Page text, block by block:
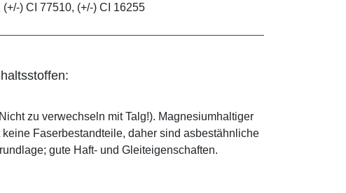
) CI 77510, (+/-) CI 16255
zu verwechseln mit Talg!). Magnesiumhaltiger
Faserbestandteile, daher sind asbestähnliche
gute Haft- und Gleiteigenschaften.